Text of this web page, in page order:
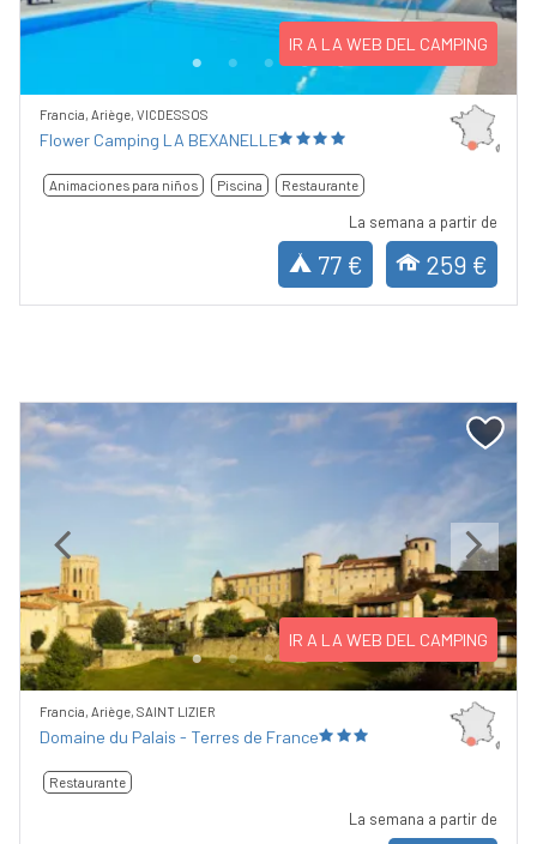
IR A LA WEB DEL CAMPING
Francia, Ariège, VICDESSOS
Flower Camping LA BEXANELLE
Animaciones para niños Piscina Restaurante
La semana a partir de
77 € 259 €
Previous Next
IR A LA WEB DEL CAMPING
Francia, Ariège, SAINT LIZIER
Domaine du Palais - Terres de France
Restaurante
La semana a partir de